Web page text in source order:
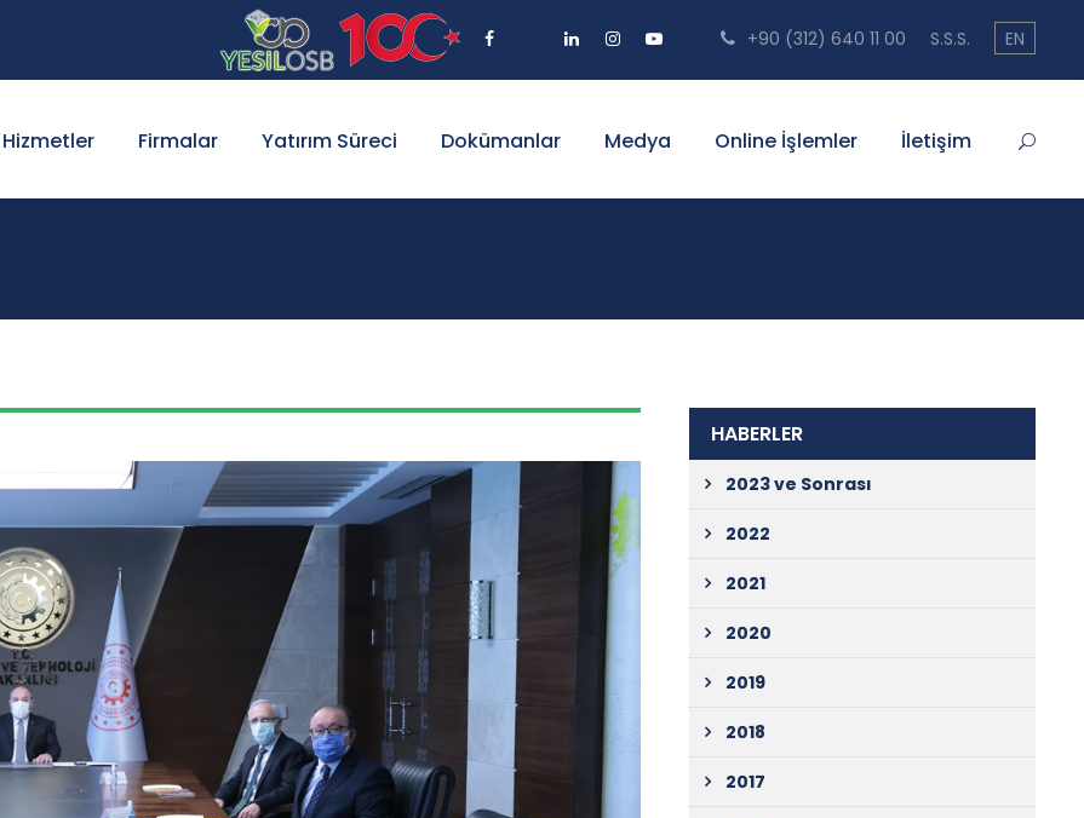
+90 (312) 640 11 00 S.S.S. EN
Hizmetler Firmalar Yatırım Süreci Dokümanlar Medya Online İşlemler İletişim
HABERLER
2023 ve Sonrası
2022
2021
2020
2019
2018
2017